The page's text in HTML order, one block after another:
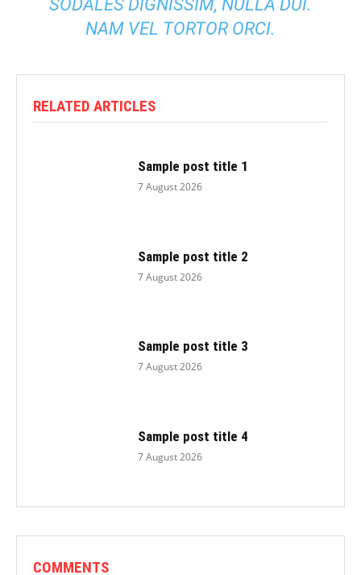
SODALES DIGNISSIM, NULLA DUI.
NAM VEL TORTOR ORCI.
RELATED ARTICLES
Sample post title 1
7 August 2026
Sample post title 2
7 August 2026
Sample post title 3
7 August 2026
Sample post title 4
7 August 2026
COMMENTS